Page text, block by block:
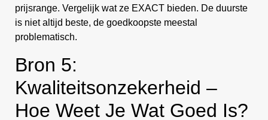
prijsrange. Vergelijk wat ze EXACT bieden. De duurste
is niet altijd beste, de goedkoopste meestal
problematisch.
Bron 5:
Kwaliteitsonzekerheid –
Hoe Weet Je Wat Goed Is?